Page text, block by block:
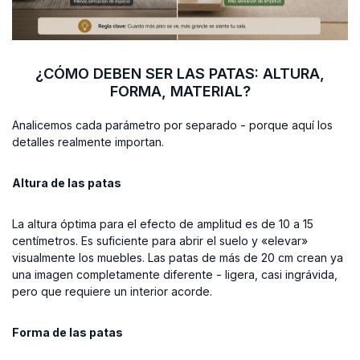
¿CÓMO DEBEN SER LAS PATAS: ALTURA,
FORMA, MATERIAL?
Analicemos cada parámetro por separado - porque aquí los
detalles realmente importan.
Altura de las patas
La altura óptima para el efecto de amplitud es de 10 a 15
centímetros. Es suficiente para abrir el suelo y «elevar»
visualmente los muebles. Las patas de más de 20 cm crean ya
una imagen completamente diferente - ligera, casi ingrávida,
pero que requiere un interior acorde.
Forma de las patas